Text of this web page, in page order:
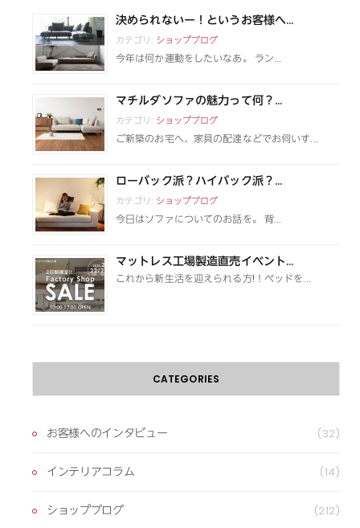
決められないー！というお客様へ...
カテゴリ: ショップブログ
今年は何か運動をしたいなあ。 ラン...
マチルダソファの魅力って何？...
カテゴリ: ショップブログ
ご新築のお宅へ、家具の配達などでお伺いす...
ローバック派？ハイバック派？...
カテゴリ: ショップブログ
今日はソファについてのお話を。 背...
マットレス工場製造直売イベント...
これから新生活を迎えられる方!！ベッドを...
CATEGORIES
お客様へのインタビュー (32)
インテリアコラム (14)
ショップブログ (212)